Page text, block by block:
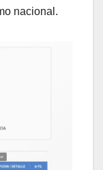
nacional.